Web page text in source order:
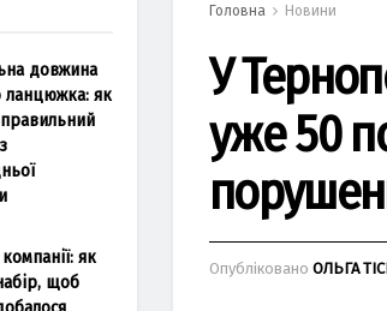
Головна Новини
У
уже 50
Опубліковано ОЛЬГА
довжина
ланцюжка: як
як
щоб